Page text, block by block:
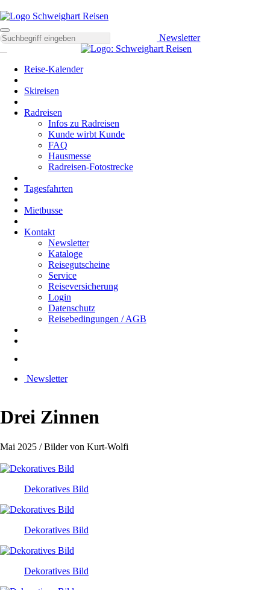
Newsletter
Reise-Kalender
Skireisen
Radreisen
Infos zu Radreisen
Kunde wirbt Kunde
FAQ
Hausmesse
Radreisen-Fotostrecke
Tagesfahrten
Mietbusse
Kontakt
Newsletter
Kataloge
Reisegutscheine
Service
Reiseversicherung
Login
Datenschutz
Reisebedingungen / AGB
Newsletter
Drei Zinnen
Mai 2025 / Bilder von Kurt-Wolfi
Dekoratives Bild
Dekoratives Bild
Dekoratives Bild